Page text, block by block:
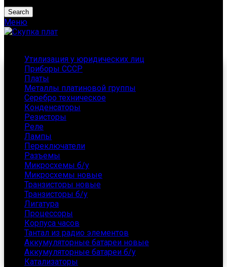
Search
Меню
Утилизация у юридических лиц
Приборы СССР
Платы
Металлы платиновой группы
Серебро техническое
Конденсаторы
Резисторы
Реле
Лампы
Переключатели
Разъемы
Микросхемы б/у
Микросхемы новые
Транзисторы новые
Транзисторы б/у
Лигатура
Процессоры
Корпуса часов
Тантал из радио элементов
Аккумуляторные батареи новые
Аккумуляторные батареи б/у
Катализаторы